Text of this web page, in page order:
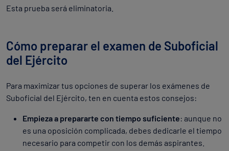
Esta prueba será eliminatoria.
Cómo preparar el examen de Suboficial
del Ejército
Para maximizar tus opciones de superar los exámenes de
Suboficial del Ejército, ten en cuenta estos consejos:
Empieza a prepararte con tiempo suficiente: aunque no
es una oposición complicada, debes dedicarle el tiempo
necesario para competir con los demás aspirantes.